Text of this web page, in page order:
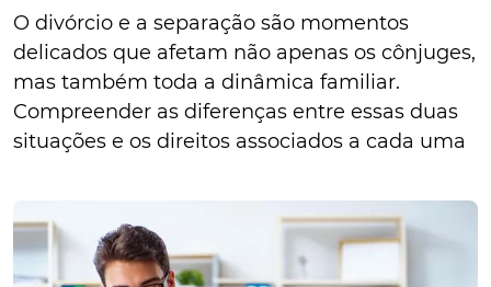
O divórcio e a separação são momentos
delicados que afetam não apenas os cônjuges,
mas também toda a dinâmica familiar.
Compreender as diferenças entre essas duas
situações e os direitos associados a cada uma